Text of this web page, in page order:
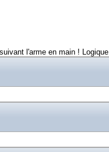
l'arme en main ! Logique.